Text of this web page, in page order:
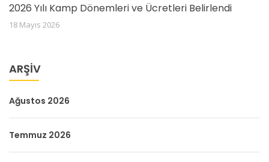
2026 Yılı Kamp Dönemleri ve Ücretleri Belirlendi
18 Mayıs 2026
ARŞIV
Ağustos 2026
Temmuz 2026